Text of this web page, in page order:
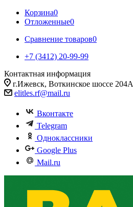
Корзина0
Отложенные0
Сравнение товаров0
+7 (3412) 20-99-99
Контактная информация
г.Ижевск, Воткинское шоссе 204А
elitles.rf@mail.ru
Вконтакте
Telegram
Одноклассники
Google Plus
Mail.ru